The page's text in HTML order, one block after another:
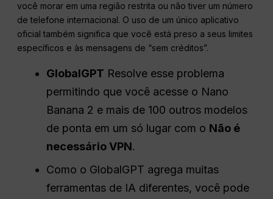
você morar em uma região restrita ou não tiver um número
de telefone internacional. O uso de um único aplicativo
oficial também significa que você está preso a seus limites
específicos e às mensagens de “sem créditos”.
GlobalGPT Resolve esse problema
permitindo que você acesse o Nano
Banana 2 e mais de 100 outros modelos
de ponta em um só lugar com o Não é
necessário VPN.
Como o GlobalGPT agrega muitas
ferramentas de IA diferentes, você pode